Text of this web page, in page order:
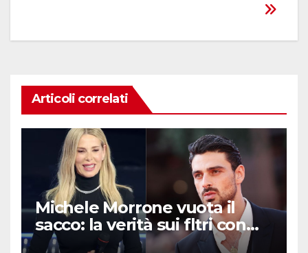
Articoli correlati
Michele Morrone vuota il
sacco: la verità sui fltri con
Belen e Marcuzzi